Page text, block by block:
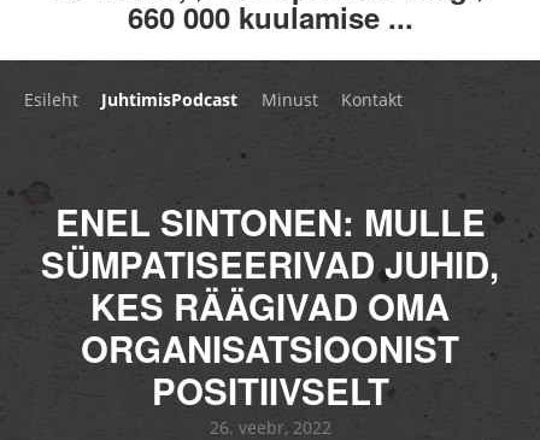
660 000 kuulamise ...
Esileht JuhtimisPodcast Minust Kontakt
ENEL SINTONEN: MULLE
SÜMPATISEERIVAD JUHID,
KES RÄÄGIVAD OMA
ORGANISATSIOONIST
POSITIIVSELT
26. veebr, 2022